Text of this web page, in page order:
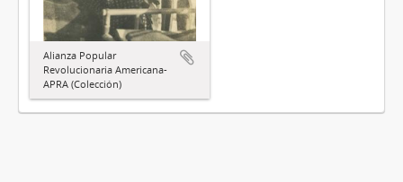
Alianza Popular
Revolucionaria Americana-
APRA (Colección)